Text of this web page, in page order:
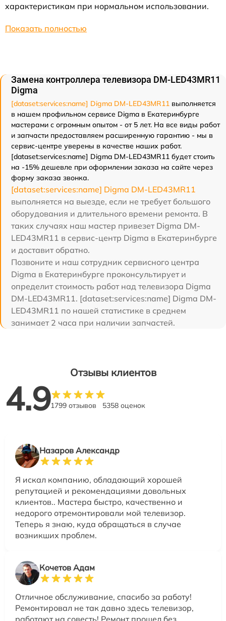
характеристикам при нормальном использовании.
Показать полностью
Замена контроллера телевизора DM-LED43MR11
Digma
[dataset:services:name] Digma DM-LED43MR11 выполняется
в нашем профильном сервисе Digma в Екатеринбурге
мастерами с огромным опытом - от 5 лет. На все виды работ
и запчасти предоставляем расширенную гарантию - мы в
сервис-центре уверены в качестве наших работ.
[dataset:services:name] Digma DM-LED43MR11 будет стоить
на -15% дешевле при оформлении заказа на сайте через
форму заказа звонка.
[dataset:services:name] Digma DM-LED43MR11
выполняется на выезде, если не требует большого
оборудования и длительного времени ремонта. В
таких случаях наш мастер привезет Digma DM-
LED43MR11 в сервис-центр Digma в Екатеринбурге
и доставит обратно.
Позвоните и наш сотрудник сервисного центра
Digma в Екатеринбурге проконсультирует и
определит стоимость работ над телевизора Digma
DM-LED43MR11. [dataset:services:name] Digma DM-
LED43MR11 по нашей статистике в среднем
занимает 2 часа при наличии запчастей.
Отзывы клиентов
4.91799 отзывов 5358 оценок
Назаров Александр
Я искал компанию, обладающий хорошей
репутацией и рекомендациями довольных
клиентов.. Мастера быстро, качественно и
недорого отремонтировали мой телевизор.
Теперь я знаю, куда обращаться в случае
возникших проблем.
Кочетов Адам
Отличное обслуживание, спасибо за работу!
Ремонтировал не так давно здесь телевизор,
работают на совесть! Ремонт прошел без